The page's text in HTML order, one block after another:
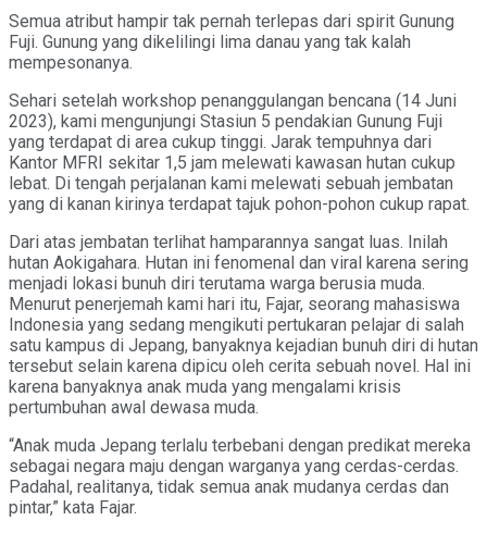
Semua atribut hampir tak pernah terlepas dari spirit Gunung
Fuji. Gunung yang dikelilingi lima danau yang tak kalah
mempesonanya.
Sehari setelah workshop penanggulangan bencana (14 Juni
2023), kami mengunjungi Stasiun 5 pendakian Gunung Fuji
yang terdapat di area cukup tinggi. Jarak tempuhnya dari
Kantor MFRI sekitar 1,5 jam melewati kawasan hutan cukup
lebat. Di tengah perjalanan kami melewati sebuah jembatan
yang di kanan kirinya terdapat tajuk pohon-pohon cukup rapat.
Dari atas jembatan terlihat hamparannya sangat luas. Inilah
hutan Aokigahara. Hutan ini fenomenal dan viral karena sering
menjadi lokasi bunuh diri terutama warga berusia muda.
Menurut penerjemah kami hari itu, Fajar, seorang mahasiswa
Indonesia yang sedang mengikuti pertukaran pelajar di salah
satu kampus di Jepang, banyaknya kejadian bunuh diri di hutan
tersebut selain karena dipicu oleh cerita sebuah novel. Hal ini
karena banyaknya anak muda yang mengalami krisis
pertumbuhan awal dewasa muda.
“Anak muda Jepang terlalu terbebani dengan predikat mereka
sebagai negara maju dengan warganya yang cerdas-cerdas.
Padahal, realitanya, tidak semua anak mudanya cerdas dan
pintar,” kata Fajar.